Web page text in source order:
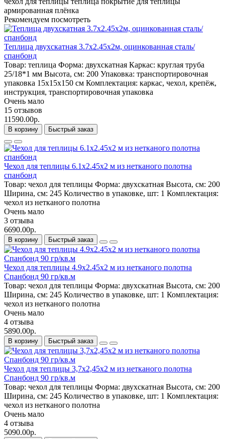
армированная плёнка
Рекомендуем посмотреть
Теплица двухскатная 3.7х2.45х2м, оцинкованная сталь/
спанбонд
Товар: теплица Форма: двухскатная Каркас: круглая труба
25/18*1 мм Высота, см: 200 Упаковка: транспортировочная
упаковка 15x15x150 см Комплектация: каркас, чехол, крепёж,
инструкция, транспортировочная упаковка
Очень мало
15 отзывов
11590.00р.
В корзину Быстрый заказ
Чехол для теплицы 6.1х2.45х2 м из нетканого полотна
спанбонд
Товар: чехол для теплицы Форма: двухскатная Высота, см: 200
Ширина, см: 245 Количество в упаковке, шт: 1 Комплектация:
чехол из нетканого полотна
Очень мало
3 отзыва
6690.00р.
В корзину Быстрый заказ
Чехол для теплицы 4.9х2.45х2 м из нетканого полотна
Спанбонд 90 гр/кв.м
Товар: чехол для теплицы Форма: двухскатная Высота, см: 200
Ширина, см: 245 Количество в упаковке, шт: 1 Комплектация:
чехол из нетканого полотна
Очень мало
4 отзыва
5890.00р.
В корзину Быстрый заказ
Чехол для теплицы 3,7х2,45х2 м из нетканого полотна
Спанбонд 90 гр/кв.м
Товар: чехол для теплицы Форма: двухскатная Высота, см: 200
Ширина, см: 245 Количество в упаковке, шт: 1 Комплектация:
чехол из нетканого полотна
Очень мало
4 отзыва
5090.00р.